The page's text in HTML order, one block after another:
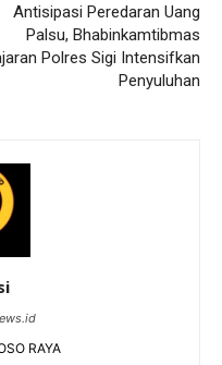
Antisipasi Peredaran Uang
Palsu, Bhabinkamtibmas
Polres Sigi Intensifkan
Penyuluhan
RAYA